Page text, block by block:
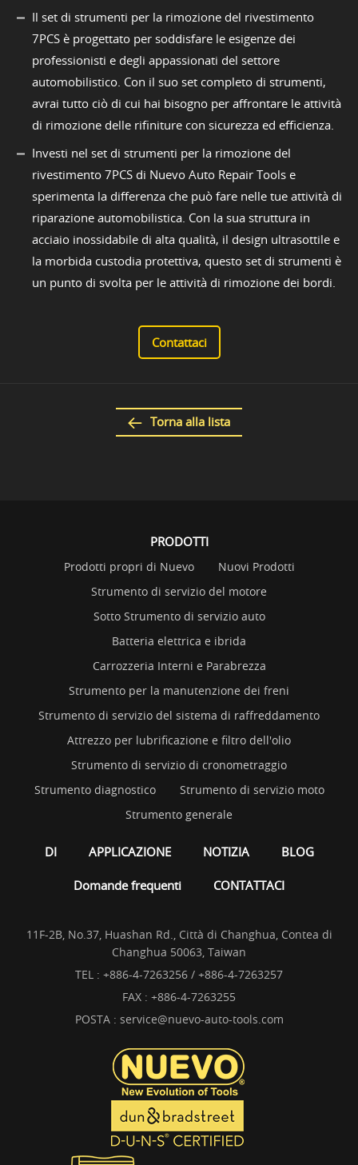
Il set di strumenti per la rimozione del rivestimento
7PCS è progettato per soddisfare le esigenze dei
professionisti e degli appassionati del settore
automobilistico. Con il suo set completo di strumenti,
avrai tutto ciò di cui hai bisogno per affrontare le attività
di rimozione delle rifiniture con sicurezza ed efficienza.
Investi nel set di strumenti per la rimozione del
rivestimento 7PCS di Nuevo Auto Repair Tools e
sperimenta la differenza che può fare nelle tue attività di
riparazione automobilistica. Con la sua struttura in
acciaio inossidabile di alta qualità, il design ultrasottile e
la morbida custodia protettiva, questo set di strumenti è
un punto di svolta per le attività di rimozione dei bordi.
Contattaci
Torna alla lista
PRODOTTI
Prodotti propri di Nuevo
Nuovi Prodotti
Strumento di servizio del motore
Sotto Strumento di servizio auto
Batteria elettrica e ibrida
Carrozzeria Interni e Parabrezza
Strumento per la manutenzione dei freni
Strumento di servizio del sistema di raffreddamento
Attrezzo per lubrificazione e filtro dell'olio
Strumento di servizio di cronometraggio
Strumento diagnostico
Strumento di servizio moto
Strumento generale
DI APPLICAZIONE NOTIZIA BLOG
Domande frequenti CONTATTACI
11F-2B, No.37, Huashan Rd., Città di Changhua, Contea di
Changhua 50063, Taiwan
TEL : +886-4-7263256 / +886-4-7263257
FAX : +886-4-7263255
POSTA : service@nuevo-auto-tools.com